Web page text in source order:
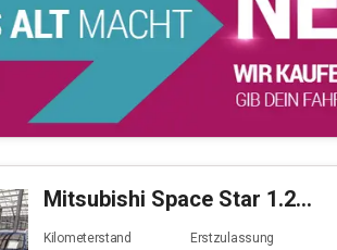
Mitsubishi Space Star 1.2 Select (EURO 6d)
Kilometerstand Erstzulassung